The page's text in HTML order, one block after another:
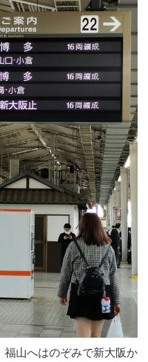
山へはのぞみで新大阪か